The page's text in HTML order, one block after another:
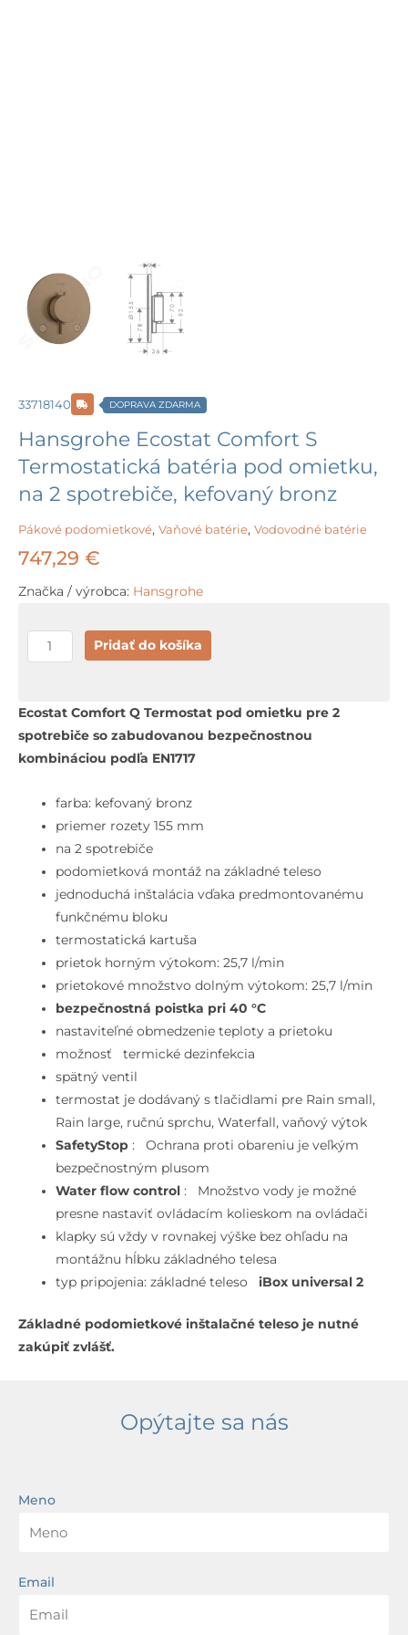
33718140 DOPRAVA ZDARMA
Hansgrohe Ecostat Comfort S
Termostatická batéria pod omietku,
na 2 spotrebiče, kefovaný bronz
Pákové podomietkové, Vaňové batérie, Vodovodné batérie
747,29 €
Značka / výrobca: Hansgrohe
množstvo
Hansgrohe
Comfort
S
Termostatická
pod
omietku,
spotrebiče,
kefovaný
bronz
Pridať do košíka
Ecostat Comfort Q Termostat pod omietku pre 2
spotrebiče so zabudovanou bezpečnostnou
kombináciou podľa EN1717
farba: kefovaný bronz
priemer rozety 155 mm
na 2 spotrebiče
podomietková montáž na základné teleso
jednoduchá inštalácia vďaka predmontovanému
funkčnému bloku
termostatická kartuša
prietok horným výtokom: 25,7 l/min
prietokové množstvo dolným výtokom: 25,7 l/min
bezpečnostná poistka pri 40 °C
nastaviteľné obmedzenie teploty a prietoku
možnosť termické dezinfekcia
spätný ventil
termostat je dodávaný s tlačidlami pre Rain small,
Rain large, ručnú sprchu, Waterfall, vaňový výtok
SafetyStop: Ochrana proti obareniu je veľkým
bezpečnostným plusom
Water flow control: Množstvo vody je možné
presne nastaviť ovládacím kolieskom na ovládači
klapky sú vždy v rovnakej výške bez ohľadu na
montážnu hĺbku základného telesa
typ pripojenia: základné telesoiBox universal 2
Základné podomietkové inštalačné teleso je nutné
zakúpiť zvlášť.
Opýtajte sa nás
Meno
Email